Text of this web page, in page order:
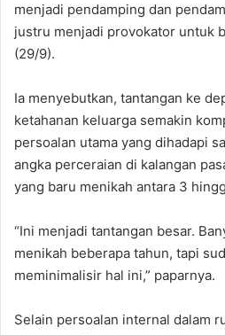
menjadi pendamping dan
justru menjadi provokator untuk
(29/9).
Ia menyebutkan, tantangan ke
ketahanan keluarga semakin
persoalan utama yang dihadapi
angka perceraian di kalangan
yang baru menikah antara 3
“Ini menjadi tantangan besar.
menikah beberapa tahun, tapi
meminimalisir hal ini,” paparnya.
Selain persoalan internal dalam